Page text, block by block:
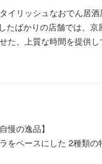
イリッシュなおでん居酒
たばかりの店舗では、京
た、上質な時間を提供し
慢の逸品】
をベースにした 2種類の
。
につけ、将来のキャリア
36万円以上、一般スタ
含みます）
みが取りにくい」とい
のお休みを確保。
間をきちんと分けられる
。
。
につけ、将来のキャリア
含みます）
ティブ制度があるため、
みが取りにくい」という
のお休みを確保。
間をきちんと分けられる
。
るため、一部資格の合格
す。
聞きに行く必要がないた
、
ダーミスを防いでいます
してきたか」「得意なこ
からのメッセージ
方
方